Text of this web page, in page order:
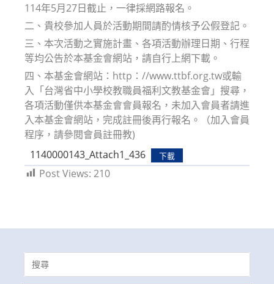
114年5月27日截止，一律採網路報名。
二、貴校參加人員於活動期間請酌情核予公假登記。
三、本次活動之實施計畫、各項活動辦理日期、行程
等均公告於本基金會網站，請自行上網下載。
四、本基金會網站：http：//www.ttbf.org.tw或輸
入「台灣省中小學校教職員福利文教基金會」搜尋，
各項活動僅供本基金會會員報名，未加入會員者請進
入本基金會網站，完成註冊後再行報名。（加入會員
程序，請參閱會員註冊教)
1140000143_Attach1_436
下載
Post Views: 210
Search
for: